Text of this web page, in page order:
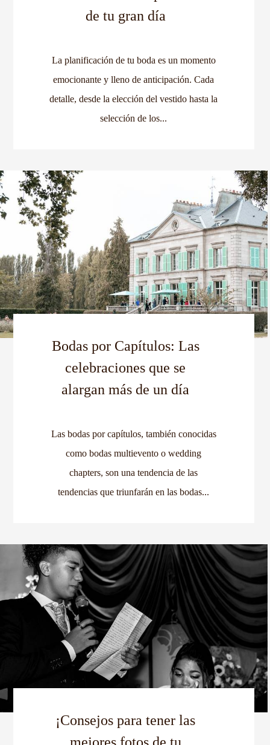
de tu gran día
La planificación de tu boda es un momento
emocionante y lleno de anticipación. Cada
detalle, desde la elección del vestido hasta la
selección de los...
Bodas por Capítulos: Las
celebraciones que se
alargan más de un día
Las bodas por capítulos, también conocidas
como bodas multievento o wedding
chapters, son una tendencia de las
tendencias que triunfarán en las bodas...
¡Consejos para tener las
mejores fotos de tu